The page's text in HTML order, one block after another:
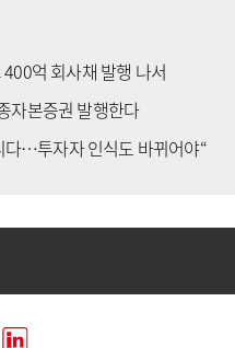
억 회사채 발행 나서
자본증권 발행한다
다…투자자 인식도 바뀌어야“
열다